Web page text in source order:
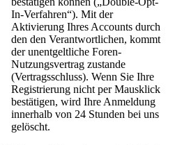
In-Verfahren“). Mit der
Aktivierung Ihres Accounts durch
den den Verantwortlichen, kommt
der unentgeltliche Foren-
Nutzungsvertrag zustande
(Vertragsschluss). Wenn Sie Ihre
Registrierung nicht per Mausklick
bestätigen, wird Ihre Anmeldung
innerhalb von 24 Stunden bei uns
gelöscht.